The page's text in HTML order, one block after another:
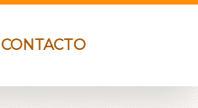
CONTACTO